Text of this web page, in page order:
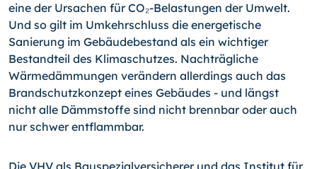
eine der Ursachen für CO₂-Belastungen der Umwelt.
Und so gilt im Umkehrschluss die energetische
Sanierung im Gebäudebestand als ein wichtiger
Bestandteil des Klimaschutzes. Nachträgliche
Wärmedämmungen verändern allerdings auch das
Brandschutzkonzept eines Gebäudes - und längst
nicht alle Dämmstoffe sind nicht brennbar oder auch
nur schwer entflammbar.